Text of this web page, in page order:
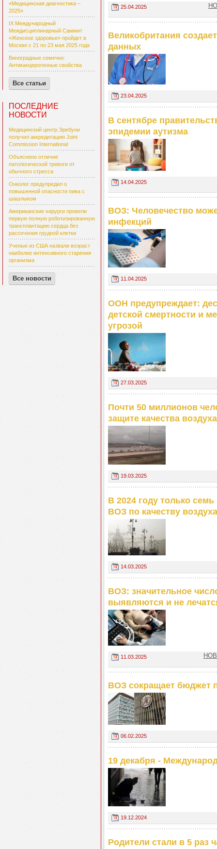
«Медицинская диагностика –
2025»
IX Международный
Междисциплинарный Саммит
«Женское здоровье» пройдет в
Москве с 21 по 23 мая 2025 года
Виноградные семечки:
Антиканцерогенные свойства
Все статьи
ПОСЛЕДНИЕ
НОВОСТИ
Медицинский центр Эребуни
получил аккредитацию Joint
Commission International
Объяснено отличие
патологической тревоги от
обычного стресса
Онколог предупредил о
повышенной опасности пива с
шашлыком
Американские хирурги провели
первую полную роботизированную
трансплантацию сердца без
рассечения грудной клетки
Ученые из США назвали возраст
наиболее интенсивного старения
организма
Все новости
25.04.2025
Великобритания
данных
23.04.2025
В сентябре
эпидемии аутизма
14.04.2025
ВОЗ: Человечество
инфекций
11.04.2025
ООН предупреждает:
детской смертности и
угрозой
27.03.2025
Почти 50 миллионов
защите качества
19.03.2025
В 2024 году только
ВОЗ по качеству воздуха
14.03.2025
ВОЗ: значительное
выявляются и не
11.03.2025
ВОЗ сокращает бюджет
06.02.2025
19 декабря -
19.12.2024
Родители стали в 5 раз